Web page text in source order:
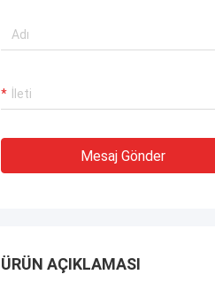
Mesaj Gönder
ÜRÜN AÇIKLAMASI